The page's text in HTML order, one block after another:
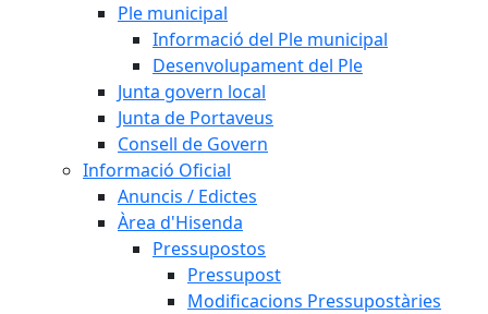
Ple municipal
Informació del Ple municipal
Desenvolupament del Ple
Junta govern local
Junta de Portaveus
Consell de Govern
Informació Oficial
Anuncis / Edictes
Àrea d'Hisenda
Pressupostos
Pressupost
Modificacions Pressupostàries